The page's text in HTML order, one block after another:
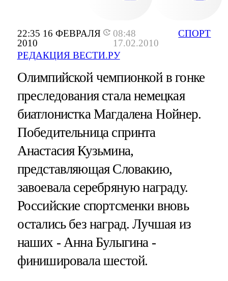
22:35 16 ФЕВРАЛЯ
2010
08:48
17.02.2010
РЕДАКЦИЯ ВЕСТИ.РУ
СПОРТ
Олимпийской чемпионкой в гонке
преследования стала немецкая
биатлонистка Магдалена Нойнер.
Победительница спринта
Анастасия Кузьмина,
представляющая Словакию,
завоевала серебряную награду.
Российские спортсменки вновь
остались без наград. Лучшая из
наших - Анна Булыгина -
финишировала шестой.